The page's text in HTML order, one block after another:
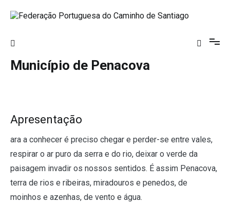
para
Santiago
Município de Penacova
Apresentação
ara a conhecer é preciso chegar e perder-se entre vales,
respirar o ar puro da serra e do rio, deixar o verde da
paisagem invadir os nossos sentidos. É assim Penacova,
terra de rios e ribeiras, miradouros e penedos, de
moinhos e azenhas, de vento e água.